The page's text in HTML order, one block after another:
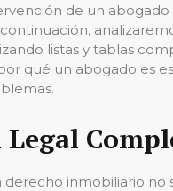
de un abogado
listas y tablas
qué un abogado es
Legal
inmobiliario no